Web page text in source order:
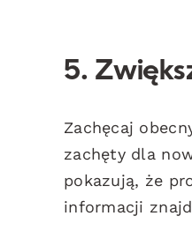
5.
Zachęcaj
zachęty dla
pokazują, że
informacji